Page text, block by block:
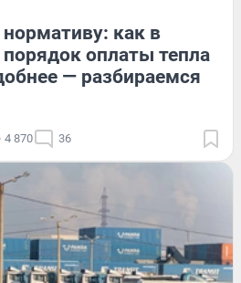
как в
оплаты тепла
— разбираемся
4 870 36